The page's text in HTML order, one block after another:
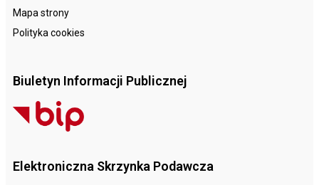
Mapa strony
Polityka cookies
Biuletyn Informacji Publicznej
Elektroniczna Skrzynka Podawcza